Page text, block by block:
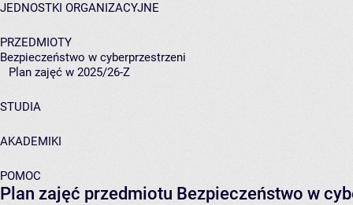
JEDNOSTKI ORGANIZACYJNE
PRZEDMIOTY
Bezpieczeństwo w cyberprzestrzeni
Plan zajęć w 2025/26-Z
STUDIA
AKADEMIKI
POMOC
Plan zajęć przedmiotu Bezpieczeństwo w